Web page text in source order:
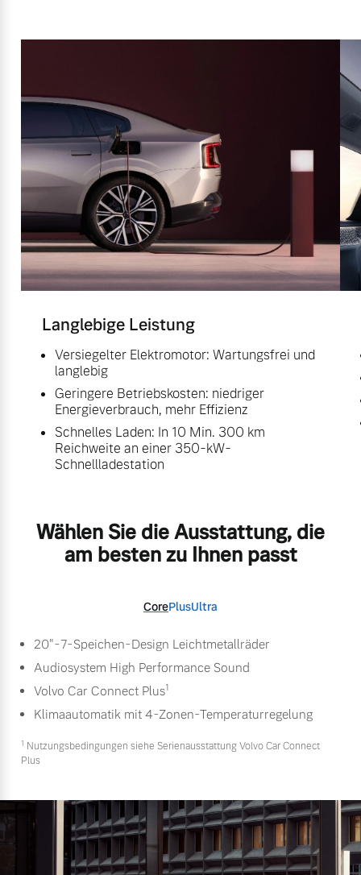
Langlebige Leistung
Versiegelter Elektromotor: Wartungsfrei und
langlebig
Geringere Betriebskosten: niedriger
Energieverbrauch, mehr Effizienz
Schnelles Laden: In 10 Min. 300 km
Reichweite an einer 350-kW-
Schnellladestation
Wählen Sie die Ausstattung, die
am besten zu Ihnen passt
CorePlusUltra
20"-7-Speichen-Design Leichtmetallräder
Audiosystem High Performance Sound
Volvo Car Connect Plus1
Klimaautomatik mit 4-Zonen-Temperaturregelung
1 Nutzungsbedingungen siehe Serienausstattung Volvo Car Connect
Plus